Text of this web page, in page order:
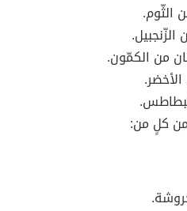
الثّوم.
من الكمّون.
كلٍ من: